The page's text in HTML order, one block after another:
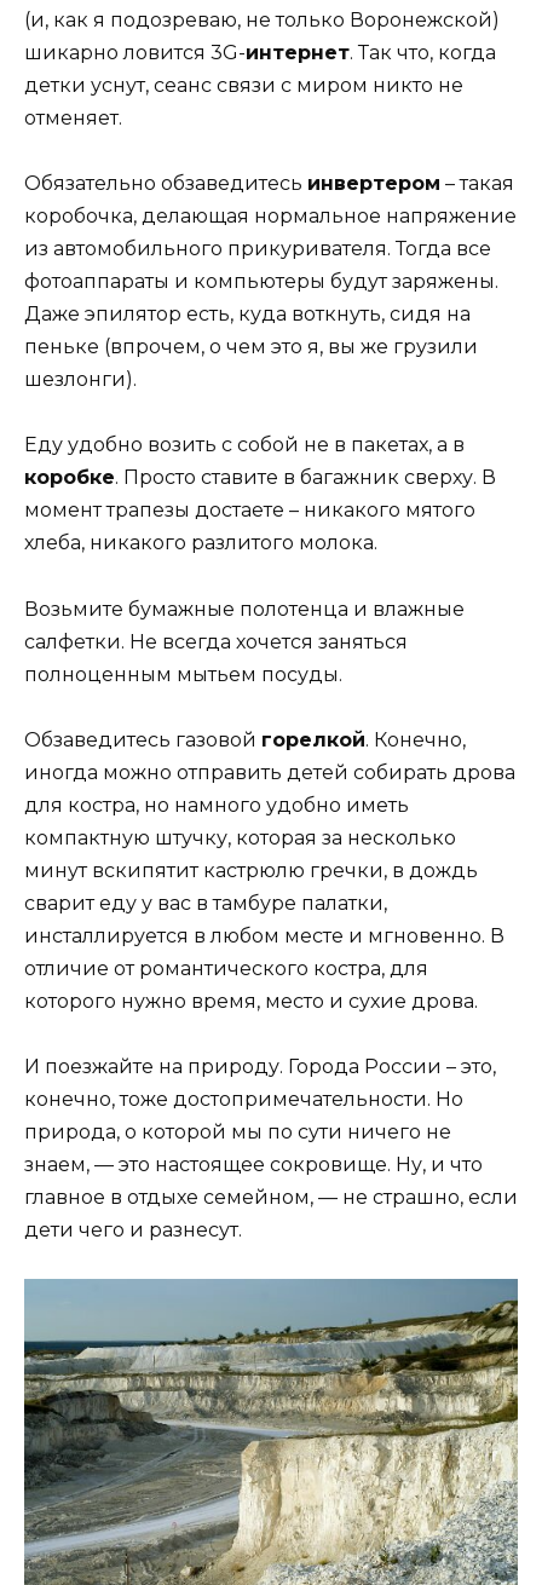
(и, как я подозреваю, не только Воронежской)
шикарно ловится 3G-интернет. Так что, когда
детки уснут, сеанс связи с миром никто не
отменяет.
Обязательно обзаведитесь инвертером – такая
коробочка, делающая нормальное напряжение
из автомобильного прикуривателя. Тогда все
фотоаппараты и компьютеры будут заряжены.
Даже эпилятор есть, куда воткнуть, сидя на
пеньке (впрочем, о чем это я, вы же грузили
шезлонги).
Еду удобно возить с собой не в пакетах, а в
коробке. Просто ставите в багажник сверху. В
момент трапезы достаете – никакого мятого
хлеба, никакого разлитого молока.
Возьмите бумажные полотенца и влажные
салфетки. Не всегда хочется заняться
полноценным мытьем посуды.
Обзаведитесь газовой горелкой. Конечно,
иногда можно отправить детей собирать дрова
для костра, но намного удобно иметь
компактную штучку, которая за несколько
минут вскипятит кастрюлю гречки, в дождь
сварит еду у вас в тамбуре палатки,
инсталлируется в любом месте и мгновенно. В
отличие от романтического костра, для
которого нужно время, место и сухие дрова.
И поезжайте на природу. Города России – это,
конечно, тоже достопримечательности. Но
природа, о которой мы по сути ничего не
знаем, — это настоящее сокровище. Ну, и что
главное в отдыхе семейном, — не страшно, если
дети чего и разнесут.